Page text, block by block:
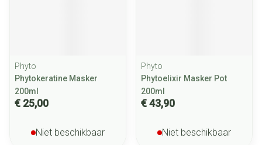
Phyto
Phytokeratine Masker
200ml
€ 25,00
Niet beschikbaar
Phyto
Phytoelixir Masker Pot
200ml
€ 43,90
Niet beschikbaar